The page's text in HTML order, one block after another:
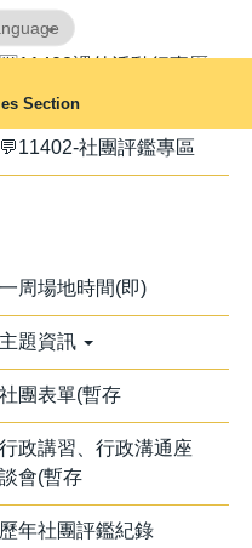
Section
Translate
課外活動行事曆
💬11402-社團評鑑專區
一周場地時間(即)
主題資訊
社團表單(暫存
行政講習、行政溝通座
談會(暫存
歷年社團評鑑紀錄